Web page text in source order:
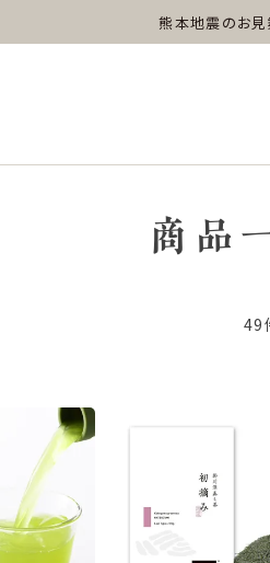
熊本地震のお見
商品
49